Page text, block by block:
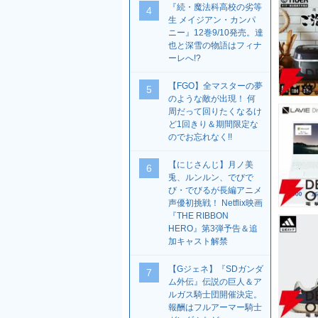
4
『続・魔法科高校の劣等
生 メイジアン・カンパ
ニー』12巻9/10発売。達
也と深雪の物語はフィナ
ーレへ!?
5
【FGO】全マスターの夢
のような敵が出現！ 何
周だって回りたくなるけ
ど1回きり＆期間限定な
のでお忘れなく!!
6
【にじさんじ】月ノ美
兎、ルンルン、でびで
び・でびるが長編アニメ
声優初挑戦！ Netflix映画
『THE RIBBON
HERO』第3弾予告＆追
加キャスト解禁
7
【Gジェネ】『SDガンダ
ム外伝』伝説の巨人＆ア
ルガス騎士団開催決定。
報酬はフルアーマー騎士